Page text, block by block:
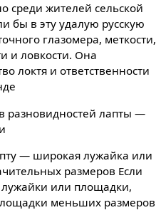
среди жителей сельской
бы в эту удалую русскую
глазомера, меткости,
и ловкости. Она
локтя и ответственности
разновидностей лапты —
— широкая лужайка или
размеров Если
или площадки,
меньших размеров